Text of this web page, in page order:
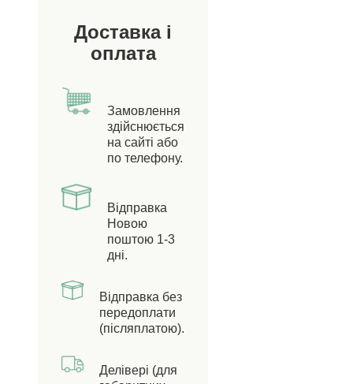
Доставка і
оплата
Замовлення
здійснюється
на сайті або
по телефону.
Відправка
Новою
поштою 1-3
дні.
Відправка без
передоплати
(післяплатою).
Делівері (для